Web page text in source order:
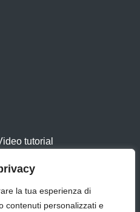
la tua esperienza di
contenuti personalizzati e
tutorial
Albo online
Note legali